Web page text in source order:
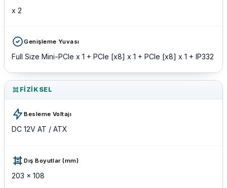
x 2
Genişleme Yuvası
Full Size Mini-PCIe x 1 + PCIe [x8] x 1 + PCIe [x8] x 1 + IP332
FIZIKSEL
Besleme Voltajı
DC 12V AT / ATX
Dış Boyutlar (mm)
203 x 108